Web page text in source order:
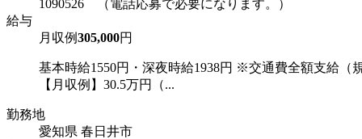
1090526 （電話応募で必要になります。）
給与
月収例305,000円
基本時給1550円・深夜時給1938円 ※交通費全額支給（
【月収例】30.5万円（...
勤務地
愛知県 春日井市